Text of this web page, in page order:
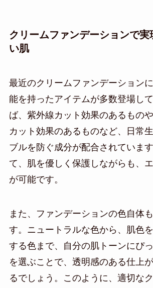
クリームファンデーションで実
い肌
最近のクリームファンデーション
能を持ったアイテムが多数登場し
ば、紫外線カット効果のあるもの
カット効果のあるものなど、日常
ブルを防ぐ成分が配合されていま
て、肌を優しく保護しながらも、
が可能です。
また、ファンデーションの色自体
す。ニュートラルな色から、肌色
する色まで、自分の肌トーンにぴ
を選ぶことで、透明感のある仕上
るでしょう。このように、適切な